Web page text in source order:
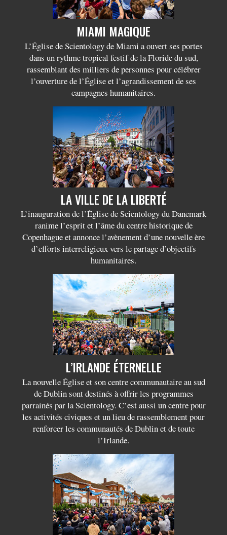
MIAMI MAGIQUE
L’Église de Scientology de Miami a ouvert ses portes
dans un rythme tropical festif de la Floride du sud,
rassemblant des milliers de personnes pour célébrer
l’ouverture de l’Église et l’agrandissement de ses
campagnes humanitaires.
LA VILLE DE LA LIBERTÉ
L’inauguration de l’Église de Scientology du Danemark
ranime l’esprit et l’âme du centre historique de
Copenhague et annonce l’avènement d’une nouvelle ère
d’efforts interreligieux vers le partage d’objectifs
humanitaires.
L’IRLANDE ÉTERNELLE
La nouvelle Église et son centre communautaire au sud
de Dublin sont destinés à offrir les programmes
parrainés par la Scientology. C’est aussi un centre pour
les activités civiques et un lieu de rassemblement pour
renforcer les communautés de Dublin et de toute
l’Irlande.